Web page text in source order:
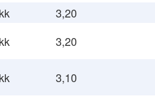
3,20
3,20
3,10